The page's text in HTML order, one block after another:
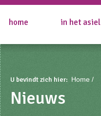
home in het asiel
U bevindt zich hier: Home
Nieuws